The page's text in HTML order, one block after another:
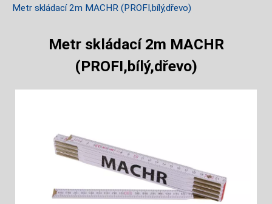
Metr skládací 2m MACHR (PROFI,bílý,dřevo)
Metr skládací 2m MACHR
(PROFI,bílý,dřevo)